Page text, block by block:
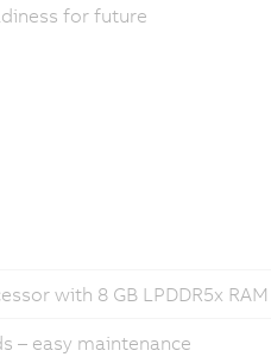
for future
with 8 GB LPDDR5x RAM
– easy maintenance